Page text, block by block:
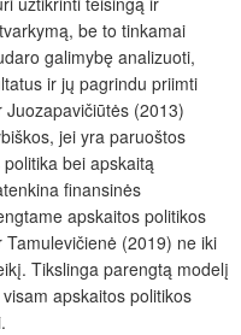
be to tinkamai
galimybę analizuoti,
ir jų pagrindu priimti
(2013)
jei yra paruoštos
bei apskaitą
finansinės
apskaitos politikos
(2019) ne iki
Tikslinga parengtą modelį
apskaitos politikos